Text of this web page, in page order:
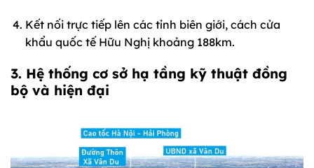
Kết nối trực tiếp lên các tỉnh biên giới, cách cửa
khẩu quốc tế Hữu Nghị khoảng 188km.
3. Hệ thống cơ sở hạ tầng kỹ thuật đồng
bộ và hiện đại